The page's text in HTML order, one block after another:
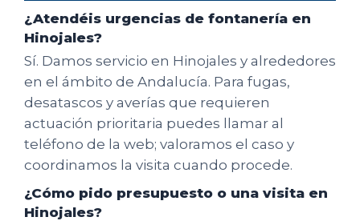
¿Atendéis urgencias de fontanería en
Hinojales?
Sí. Damos servicio en Hinojales y alrededores
en el ámbito de Andalucía. Para fugas,
desatascos y averías que requieren
actuación prioritaria puedes llamar al
teléfono de la web; valoramos el caso y
coordinamos la visita cuando procede.
¿Cómo pido presupuesto o una visita en
Hinojales?